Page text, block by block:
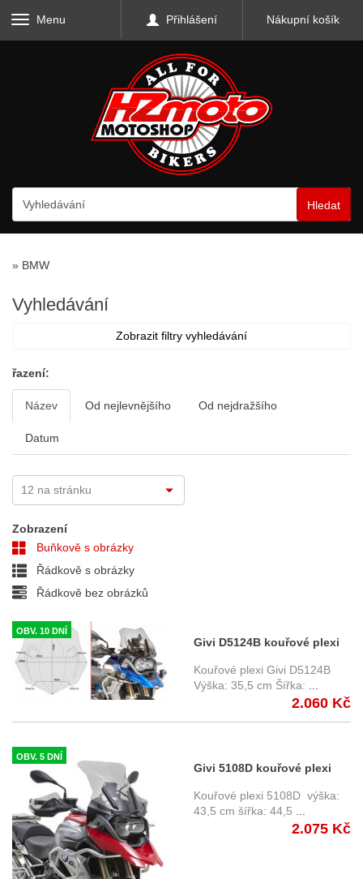
Menu Přihlášení Nákupní košík
Hledat
» BMW
Vyhledávání
Zobrazit filtry vyhledávání
řazení:
Název Od nejlevnějšího Od nejdražšího
Datum
Zobrazení
Buňkově s obrázky
Řádkově s obrázky
Řádkově bez obrázků
OBV. 10 DNÍ
Givi D5124B kouřové plexi
BMW R 1200/1250 GS /
Adventure (14-)
Kouřové plexi Givi D5124B
Výška: 35,5 cm Šířka:
2.060 Kč
OBV. 5 DNÍ
Givi 5108D kouřové plexi
BMW R 1200 GS (13-) / Adv.
(14-)
Kouřové plexi 5108D výška:
43,5 cm šířka: 44,5
2.075 Kč